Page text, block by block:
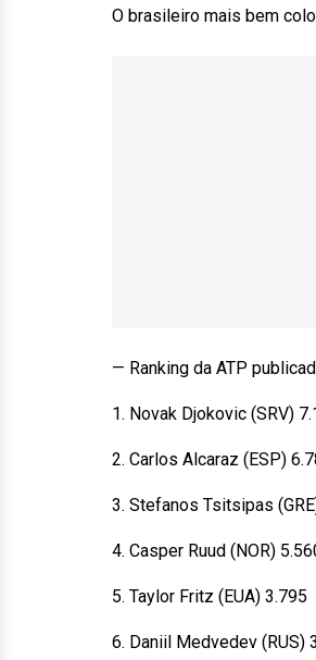
O brasileiro mais bem
— Ranking da ATP
1. Novak Djokovic (SRV)
2. Carlos Alcaraz (ESP)
3. Stefanos Tsitsipas
4. Casper Ruud (NOR)
5. Taylor Fritz (EUA) 3.795
6. Daniil Medvedev (RUS)